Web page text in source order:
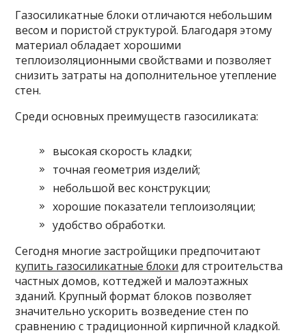
Газосиликатные блоки отличаются небольшим
весом и пористой структурой. Благодаря этому
материал обладает хорошими
теплоизоляционными свойствами и позволяет
снизить затраты на дополнительное утепление
стен.
Среди основных преимуществ газосиликата:
высокая скорость кладки;
точная геометрия изделий;
небольшой вес конструкции;
хорошие показатели теплоизоляции;
удобство обработки.
Сегодня многие застройщики предпочитают
купить газосиликатные блоки для строительства
частных домов, коттеджей и малоэтажных
зданий. Крупный формат блоков позволяет
значительно ускорить возведение стен по
сравнению с традиционной кирпичной кладкой.